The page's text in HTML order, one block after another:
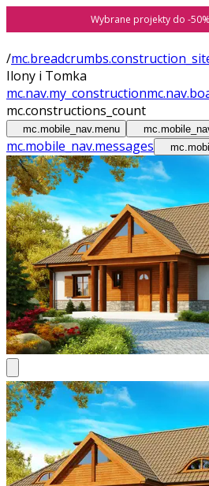
Wybrane projekty do -
/
Ilony i Tomka
mc.nav.my_construction
mc.constructions_count
mc.mobile_nav.menu
mc.mobile_nav.messages